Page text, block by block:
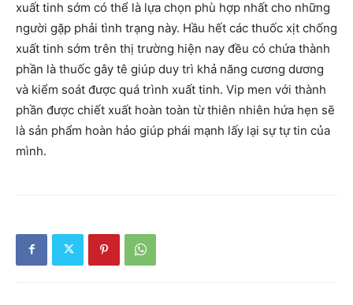
xuất tinh sớm có thể là lựa chọn phù hợp nhất cho những
người gặp phải tình trạng này. Hầu hết các thuốc xịt chống
xuất tinh sớm trên thị trường hiện nay đều có chứa thành
phần là thuốc gây tê giúp duy trì khả năng cương dương
và kiểm soát được quá trình xuất tinh. Vip men với thành
phần được chiết xuất hoàn toàn từ thiên nhiên hứa hẹn sẽ
là sản phẩm hoàn hảo giúp phái mạnh lấy lại sự tự tin của
mình.